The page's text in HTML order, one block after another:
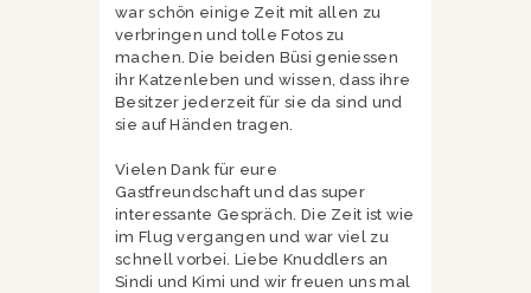
war schön einige Zeit mit allen zu
verbringen und tolle Fotos zu
machen. Die beiden Büsi geniessen
ihr Katzenleben und wissen, dass ihre
Besitzer jederzeit für sie da sind und
sie auf Händen tragen.
Vielen Dank für eure
Gastfreundschaft und das super
interessante Gespräch. Die Zeit ist wie
im Flug vergangen und war viel zu
schnell vorbei. Liebe Knuddlers an
Sindi und Kimi und wir freuen uns mal